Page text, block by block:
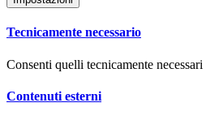
Tecnicamente necessario
Consenti quelli tecnicamente necessari
Contenuti esterni